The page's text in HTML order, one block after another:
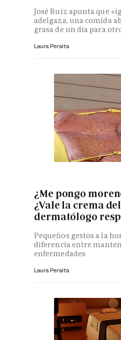
José Ruiz apunta que
adelgaza, una comida
grasa de un día para
Laura Peraita
¿Me pongo
¿Vale la crema
dermatólogo
Pequeños gestos a la
diferencia entre
enfermedades
Laura Peraita